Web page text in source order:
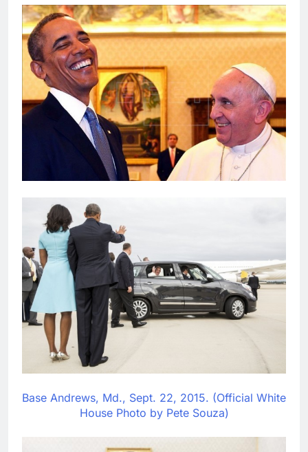
Base Andrews, Md., Sept. 22, 2015. (Official White
House Photo by Pete Souza)